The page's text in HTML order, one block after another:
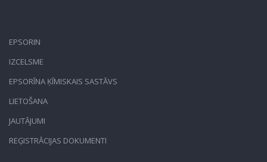
EPSORIN
IZCELSME
EPSORĪNA ĶĪMISKAIS SASTĀVS
LIETOŠANA
JAUTĀJUMI
REĢISTRĀCIJAS DOKUMENTI